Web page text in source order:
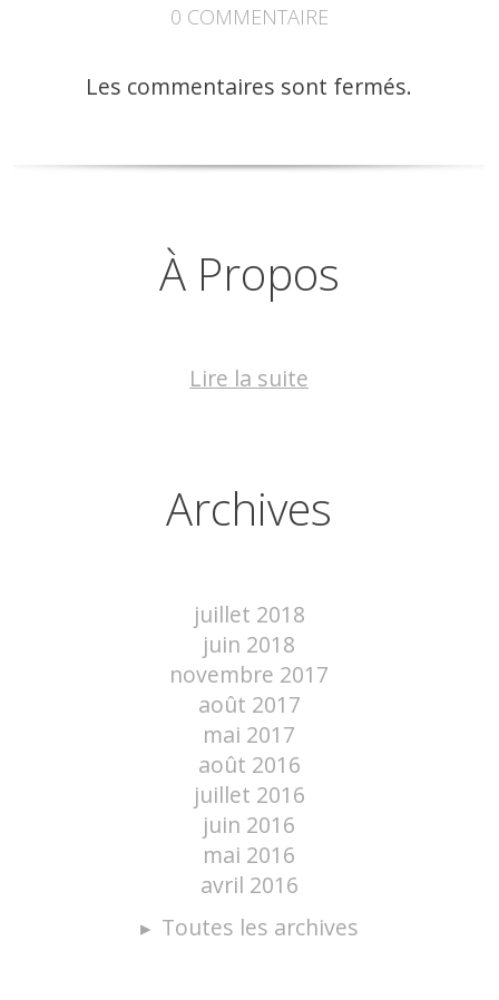
0 COMMENTAIRE
Les commentaires sont fermés.
À Propos
Lire la suite
Archives
juillet 2018
juin 2018
novembre 2017
août 2017
mai 2017
août 2016
juillet 2016
juin 2016
mai 2016
avril 2016
Toutes les archives